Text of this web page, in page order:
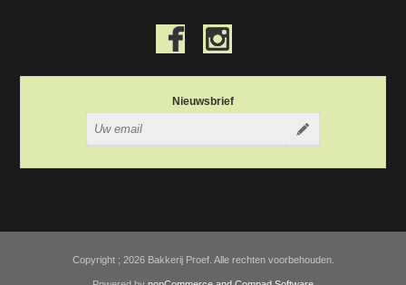
Nieuwsbrief
Copyright ; 2026 Bakkerij Proef. Alle rechten voorbehouden.